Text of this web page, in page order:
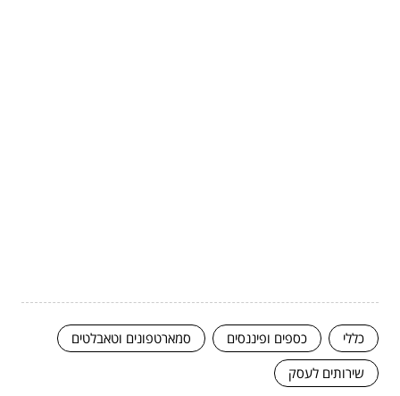
כללי כספים ופיננסים
סמארטפונים וטאבלטים
שירותים לעסק